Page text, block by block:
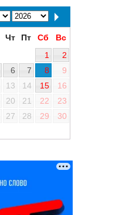
Чт Пт Сб
Вс
1
2
6 7 8
9
13 14 15
16
20 21 22
23
27 28 29
30